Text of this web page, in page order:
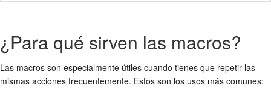
¿Para qué sirven las macros?
Las macros son especialmente útiles cuando tienes que repetir las
mismas acciones frecuentemente. Estos son los usos más comunes: